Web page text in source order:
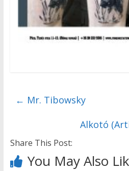
← Mr. Tibowsky
Alkotó
Share This Post:
You May Also